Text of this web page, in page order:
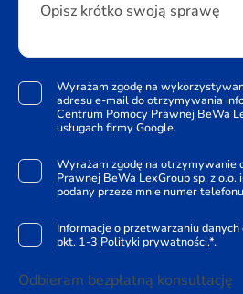
Opisz krótko swoją sprawę
Wyrażam zgodę na
adresu e-mail do otrzymywania
Centrum Pomocy Prawnej BeWa
usługach firmy Google.
Wyrażam zgodę na otrzymywanie
Prawnej BeWa LexGroup sp. z
podany przeze mnie numer
Informacje o przetwarzaniu
pkt. 1-3 Polityki prywatności.*.
Odbieram bezpłatną konsultację